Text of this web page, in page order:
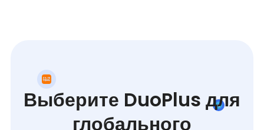
Выберите DuoPlus для
глобального